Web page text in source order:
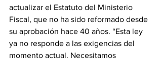
actualizar el Estatuto del Ministerio
Fiscal, que no ha sido reformado desde
su aprobación hace 40 años. “Esta ley
ya no responde a las exigencias del
momento actual. Necesitamos